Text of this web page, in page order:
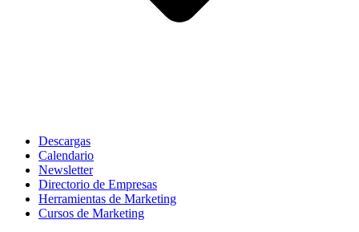
Descargas
Calendario
Newsletter
Directorio de Empresas
Herramientas de Marketing
Cursos de Marketing